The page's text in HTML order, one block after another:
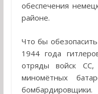
обеспечения
районе.
Что бы
1944 года
отряды войск СС,
миномётных
бомбардировщики.